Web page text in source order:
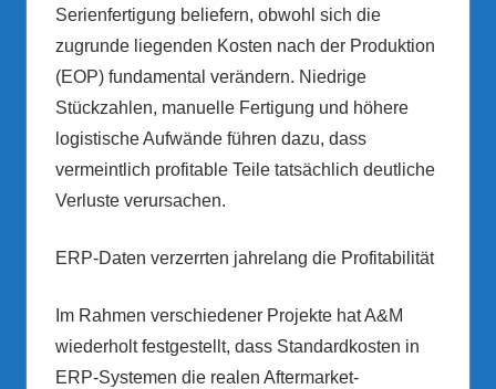
Serienfertigung beliefern, obwohl sich die
zugrunde liegenden Kosten nach der Produktion
(EOP) fundamental verändern. Niedrige
Stückzahlen, manuelle Fertigung und höhere
logistische Aufwände führen dazu, dass
vermeintlich profitable Teile tatsächlich deutliche
Verluste verursachen.
ERP-Daten verzerrten jahrelang die Profitabilität
Im Rahmen verschiedener Projekte hat A&M
wiederholt festgestellt, dass Standardkosten in
ERP-Systemen die realen Aftermarket-